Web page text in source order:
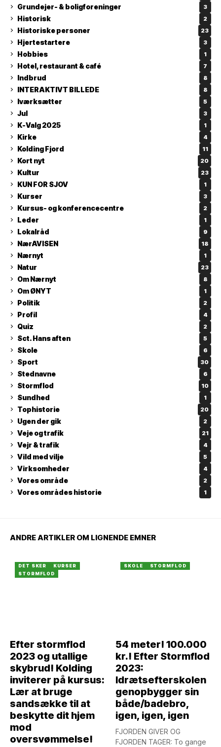
Grundejer- & boligforeninger 3
Historisk 2
Historiske personer 23
Hjertestartere 3
Hobbies 1
Hotel, restaurant & café 7
Indbrud 8
INTERAKTIVT BILLEDE 8
Iværksætter 5
Jul 3
K-Valg 2025 1
Kirke 4
Kolding Fjord 11
Kort nyt 20
Kultur 23
KUN FOR SJOV 1
Kurser 3
Kursus- og konferencecentre 2
Leder 1
Lokalråd 9
NærAVISEN 18
Nærnyt 1
Natur 23
Om Nærnyt 8
Om ØNYT 1
Politik 2
Profil 4
Quiz 2
Sct. Hans aften 5
Skole 6
Sport 30
Stednavne 6
Stormflod 10
Sundhed 1
Tophistorie 20
Ugen der gik 2
Veje og trafik 21
Vejr & trafik 4
Vild med vilje 5
Virksomheder 4
Vores område 2
Vores områdes historie 1
ANDRE ARTIKLER OM LIGNENDE EMNER
DET SKER
KURSER
STORMFLOD
Efter stormflod
2023 og utallige
skybrud! Kolding
inviterer på kursus:
Lær at bruge
sandsække til at
beskytte dit hjem
mod
oversvømmelse!
SKOLE STORMFLOD
54 meter! 100.000
kr.! Efter Stormflod
2023:
Idrætsefterskolen
genopbygger sin
både/badebro,
igen, igen, igen
FJORDEN GIVER OG
FJORDEN TAGER: To gange